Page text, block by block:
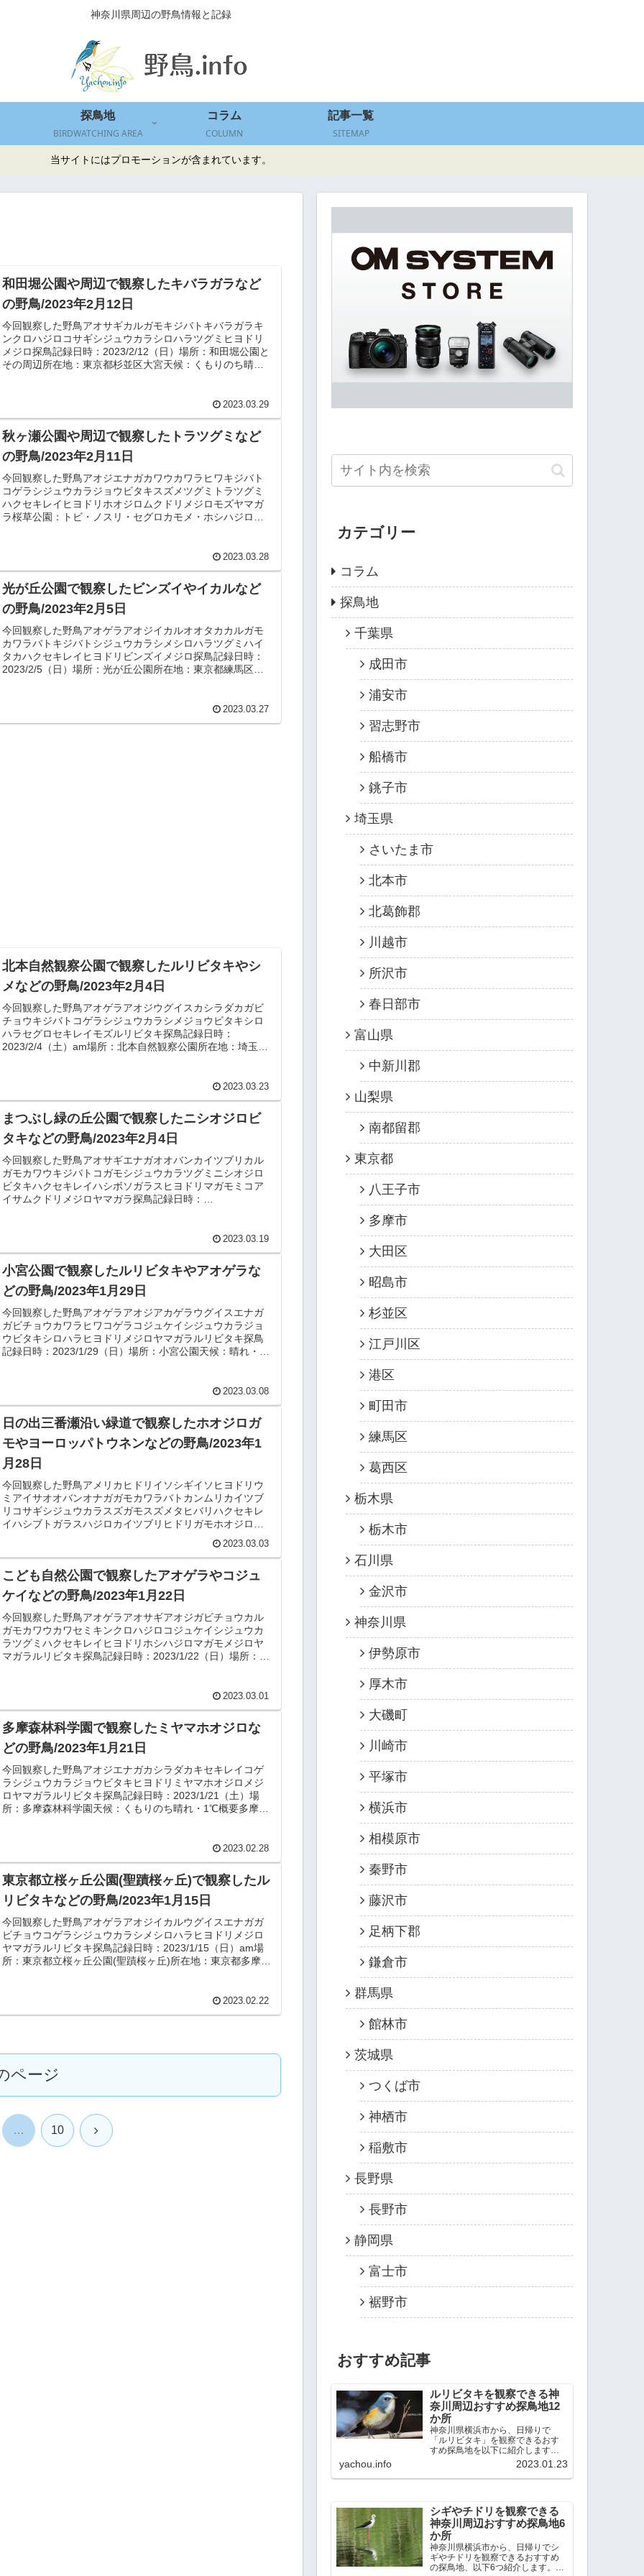
神奈川県周辺の野鳥情報と記録
探鳥地
BIRDWATCHING AREA
コラム
COLUMN
記事一覧
SITEMAP
当サイトにはプロモーションが含まれています。
和田堀公園や周辺で観察したキバラガラなど
の野鳥/2023年2月12日
今回観察した野鳥アオサギカルガモキジバトキバラガラキ
ンクロハジロコサギシジュウカラシロハラツグミヒヨドリ
メジロ探鳥記録日時：2023/2/12（日）場所：和田堀公園と
その周辺所在地：東京都杉並区大宮天候：くもりのち晴
2023.03.29
秋ヶ瀬公園や周辺で観察したトラツグミなど
の野鳥/2023年2月11日
今回観察した野鳥アオジエナガカワウカワラヒワキジバト
コゲラシジュウカラジョウビタキスズメツグミトラツグミ
ハクセキレイヒヨドリホオジロムクドリメジロモズヤマガ
ラ桜草公園：トビ・ノスリ・セグロカモメ・ホシハジロ・
2023.03.28
光が丘公園で観察したビンズイやイカルなど
の野鳥/2023年2月5日
今回観察した野鳥アオゲラアオジイカルオオタカカルガモ
カワラバトキジバトシジュウカラシメシロハラツグミハイ
タカハクセキレイヒヨドリビンズイメジロ探鳥記録日時：
2023/2/5（日）場所：光が丘公園所在地：東京都練馬区光
2023.03.27
北本自然観察公園で観察したルリビタキやシ
メなどの野鳥/2023年2月4日
今回観察した野鳥アオゲラアオジウグイスカシラダカガビ
チョウキジバトコゲラシジュウカラシメジョウビタキシロ
ハラセグロセキレイモズルリビタキ探鳥記録日時：
2023/2/4（土）am場所：北本自然観察公園所在地：埼玉県
2023.03.23
まつぶし緑の丘公園で観察したニシオジロビ
タキなどの野鳥/2023年2月4日
今回観察した野鳥アオサギエナガオオバンカイツブリカル
ガモカワウキジバトコガモシジュウカラツグミニシオジロ
ビタキハクセキレイハシボソガラスヒヨドリマガモミコア
イサムクドリメジロヤマガラ探鳥記録日時：
2023.03.19
小宮公園で観察したルリビタキやアオゲラな
どの野鳥/2023年1月29日
今回観察した野鳥アオゲラアオジアカゲラウグイスエナガ
ガビチョウカワラヒワコゲラコジュケイシジュウカラジョ
ウビタキシロハラヒヨドリメジロヤマガラルリビタキ探鳥
記録日時：2023/1/29（日）場所：小宮公園天候：晴れ・
2023.03.08
日の出三番瀬沿い緑道で観察したホオジロガ
モやヨーロッパトウネンなどの野鳥/2023年1
月28日
今回観察した野鳥アメリカヒドリイソシギイソヒヨドリウ
ミアイサオオバンオナガガモカワラバトカンムリカイツブ
リコサギシジュウカラスズガモスズメタヒバリハクセキレ
イハシブトガラスハジロカイツブリヒドリガモホオジロガ
2023.03.03
こども自然公園で観察したアオゲラやコジュ
ケイなどの野鳥/2023年1月22日
今回観察した野鳥アオゲラアオサギアオジガビチョウカル
ガモカワウカワセミキンクロハジロコジュケイシジュウカ
ラツグミハクセキレイヒヨドリホシハジロマガモメジロヤ
マガラルリビタキ探鳥記録日時：2023/1/22（日）場所：こ
2023.03.01
多摩森林科学園で観察したミヤマホオジロな
どの野鳥/2023年1月21日
今回観察した野鳥アオジエナガカシラダカキセキレイコゲ
ラシジュウカラジョウビタキヒヨドリミヤマホオジロメジ
ロヤマガラルリビタキ探鳥記録日時：2023/1/21（土）場
所：多摩森林科学園天候：くもりのち晴れ・1℃概要多摩森
2023.02.28
東京都立桜ヶ丘公園(聖蹟桜ヶ丘)で観察したル
リビタキなどの野鳥/2023年1月15日
今回観察した野鳥アオゲラアオジイカルウグイスエナガガ
ビチョウコゲラシジュウカラシメシロハラヒヨドリメジロ
ヤマガラルリビタキ探鳥記録日時：2023/1/15（日）am場
所：東京都立桜ヶ丘公園(聖蹟桜ヶ丘)所在地：東京都多摩市
2023.02.22
ページ
… 10 次
カテゴリー
コラム
探鳥地
千葉県
成田市
浦安市
習志野市
船橋市
銚子市
埼玉県
さいたま市
北本市
北葛飾郡
川越市
所沢市
春日部市
富山県
中新川郡
山梨県
南都留郡
東京都
八王子市
多摩市
大田区
昭島市
杉並区
江戸川区
港区
町田市
練馬区
葛西区
栃木県
栃木市
石川県
金沢市
神奈川県
伊勢原市
厚木市
大磯町
川崎市
平塚市
横浜市
相模原市
秦野市
藤沢市
足柄下郡
鎌倉市
群馬県
館林市
茨城県
つくば市
神栖市
稲敷市
長野県
長野市
静岡県
富士市
裾野市
おすすめ記事
ルリビタキを観察できる神
奈川周辺おすすめ探鳥地12
か所
神奈川県横浜市から、日帰りで
「ルリビタキ」を観察できるおす
すめ探鳥地を以下に紹介します。
これまで80か所近くの探鳥地を訪
れ、手応えを感じた場所です。以
下、★ が多いほど観察しやすく、
yachou.info 2023.01.23
シギやチドリを観察できる
神奈川周辺おすすめ探鳥地6
か所
神奈川県横浜市から、日帰りでシ
ギやチドリを観察できるおすすめ
の探鳥地、以下6つ紹介します。こ